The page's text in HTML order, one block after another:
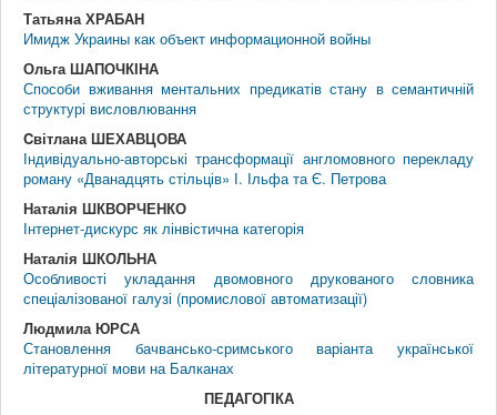
Татьяна ХРАБАН
Имидж Украины как объект информационной войны
Ольга ШАПОЧКІНА
Способи вживання ментальних предикатів стану в семантичній
структурі висловлювання
Cвітлана ШЕХАВЦОВА
Індивідуально-авторські трансформації англомовного перекладу
роману «Дванадцять стільців» І. Ільфа та Є. Петрова
Наталія ШКВОРЧЕНКО
Інтернет-дискурс як лінвістична категорія
Наталія ШКОЛЬНА
Особливості укладання двомовного друкованого словника
спеціалізованої галузі (промислової автоматизації)
Людмила ЮРСА
Становлення бачвансько-сримського варіанта української
літературної мови на Балканах
ПЕДАГОГIКА